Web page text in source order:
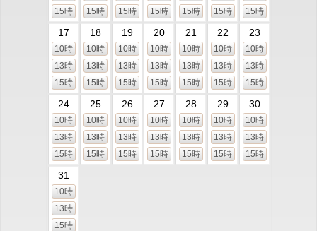
15時
15時
15時
15時
15時
15時
15時
17
10時
13時
15時
18
10時
13時
15時
19
10時
13時
15時
20
10時
13時
15時
21
10時
13時
15時
22
10時
13時
15時
23
10時
13時
15時
24
10時
13時
15時
25
10時
13時
15時
26
10時
13時
15時
27
10時
13時
15時
28
10時
13時
15時
29
10時
13時
15時
30
10時
13時
15時
31
10時
13時
15時